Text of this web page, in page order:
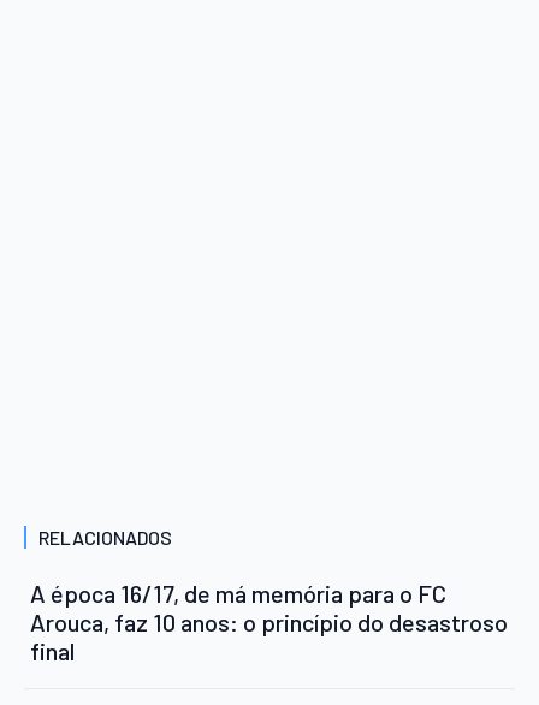
RELACIONADOS
A época 16/17, de má memória para o FC
Arouca, faz 10 anos: o princípio do desastroso
final